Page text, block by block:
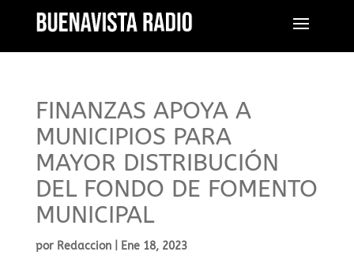
FINANZAS APOYA A
MUNICIPIOS PARA
MAYOR DISTRIBUCIÓN
DEL FONDO DE FOMENTO
MUNICIPAL
por Redaccion| Ene 18, 2023